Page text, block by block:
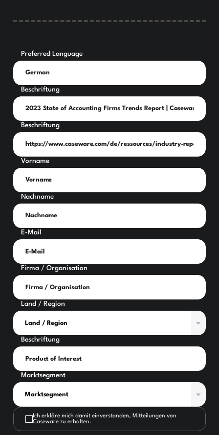
Preferred Language
Beschriftung
Beschriftung
Vorname
Nachname
E-Mail
Firma / Organisation
Land / Region
Beschriftung
Marktsegment
Ich erkläre mich damit einverstanden, Mitteilungen von
Caseware zu erhalten.